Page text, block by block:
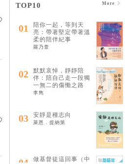
TOP10 More
01
陪你一起，等到天
亮：帶著堅定帶著溫
柔的陪伴紀事
羅乃萱
02
默默哀悼，靜靜陪
伴：陪自己走一段獨
一無二的傷慟之路
李雋
03 安靜是種志向
萊恩．提納第
做基督徒這回事（中